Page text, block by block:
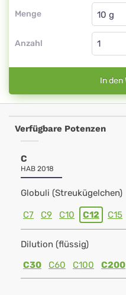
Menge
Globuli
Anzahl
In den
Verfügbare Potenzen
C
HAB 2018
Globuli (Streukügelchen)
C7 C9 C10 C12 C15
Dilution (flüssig)
C30
C60 C100 C200